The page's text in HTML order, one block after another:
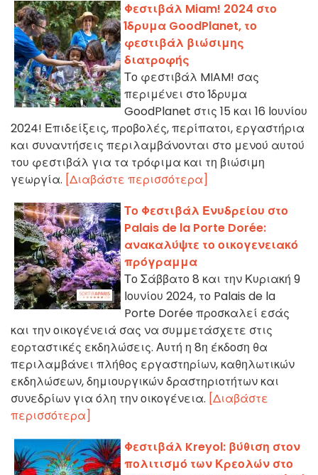
Φεστιβάλ Miam! 2024 στο
Ίδρυμα GoodPlanet, το
φεστιβάλ βιώσιμης
διατροφής
Το φεστιβάλ MIAM! σας
περιμένει στο Ίδρυμα
GoodPlanet στις 15 και 16 Ιουνίου
2024! Επιδείξεις, προβολές, περίπατοι, εργαστήρια
και συναντήσεις περιλαμβάνονται στο μενού αυτού
του φεστιβάλ για τα τρόφιμα και τη βιώσιμη
γεωργία. [Διαβάστε περισσότερα]
Το Φεστιβάλ Ενυδρείου στο
Palais de la Porte Dorée:
ανακαλύψτε το οικογενειακό
πρόγραμμα
Το Σάββατο 8 και την Κυριακή 9
Ιουνίου 2024, το Palais de la
Porte Dorée προσκαλεί εσάς
και την οικογένειά σας να συμμετάσχετε στις
εορταστικές εκδηλώσεις. Αυτή η 8η έκδοση θα
περιλαμβάνει πλήθος εργαστηρίων, καθηλωτικών
εκδηλώσεων, δημιουργικών δραστηριοτήτων και
συνεδρίων για όλη την οικογένεια. [Διαβάστε
περισσότερα]
Φεστιβάλ Kreyol: βύθιση στον
πολιτισμό των Κρεολών στο